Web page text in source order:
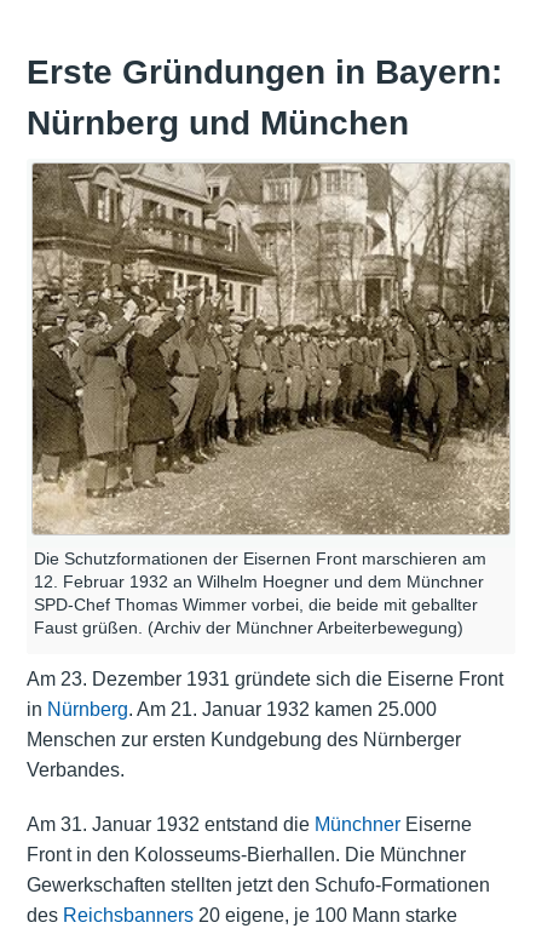
Erste Gründungen in Bayern:
Nürnberg und München
Die Schutzformationen der Eisernen Front marschieren am
12. Februar 1932 an Wilhelm Hoegner und dem Münchner
SPD-Chef Thomas Wimmer vorbei, die beide mit geballter
Faust grüßen. (Archiv der Münchner Arbeiterbewegung)
Am 23. Dezember 1931 gründete sich die Eiserne Front
in Nürnberg. Am 21. Januar 1932 kamen 25.000
Menschen zur ersten Kundgebung des Nürnberger
Verbandes.
Am 31. Januar 1932 entstand die MünchnerEiserne
Front in den Kolosseums-Bierhallen. Die Münchner
Gewerkschaften stellten jetzt den Schufo-Formationen
des Reichsbanners20 eigene, je 100 Mann starke